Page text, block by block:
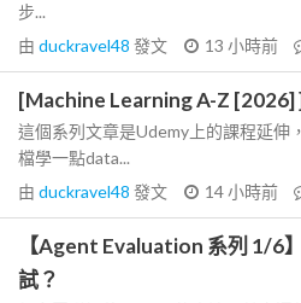
步...
由 duckravel48 發文 13 小時前
[Machine Learning A-Z [2026]
這個系列文章是Udemy上的課程延伸
檔學一點data...
由 duckravel48 發文 14 小時前
【Agent Evaluation 系列 1/6
試？